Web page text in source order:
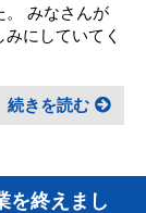
。 みなさんが
にしていてく
続きを読む
を終えまし